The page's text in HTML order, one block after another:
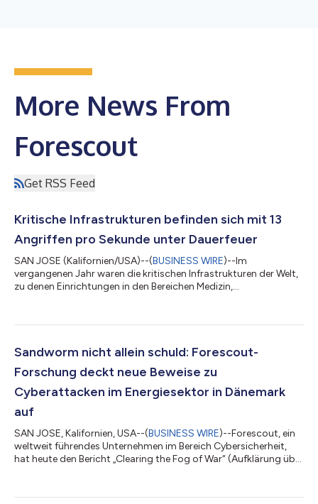
More News From
Forescout
Get RSS Feed
Kritische Infrastrukturen befinden sich mit 13
Angriffen pro Sekunde unter Dauerfeuer
SAN JOSE (Kalifornien/USA)--(BUSINESS WIRE)--Im
vergangenen Jahr waren die kritischen Infrastrukturen der Welt,
zu denen Einrichtungen in den Bereichen Medizin,
miteinander verbinden, fast ununterbrochen Angriffen
zwischen Januar und Dezember 2023 mehr als 420 Millionen
Sandworm nicht allein schuld: Forescout-
Forschung deckt neue Beweise zu
Cyberattacken im Energiesektor in Dänemark
auf
SAN JOSE, Kalifornien, USA--(BUSINESS WIRE)--Forescout, ein
weltweit führendes Unternehmen im Bereich Cybersicherheit,
hat heute den Bericht „Clearing the Fog of War“ (Aufklärung über
Energiesektor im Mai 2023 liefert. Forescout Research - Vedere